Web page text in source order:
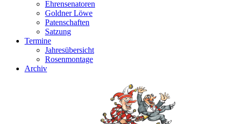
Ehrensenatoren
Goldner Löwe
Patenschaften
Satzung
Termine
Jahresübersicht
Rosenmontage
Archiv